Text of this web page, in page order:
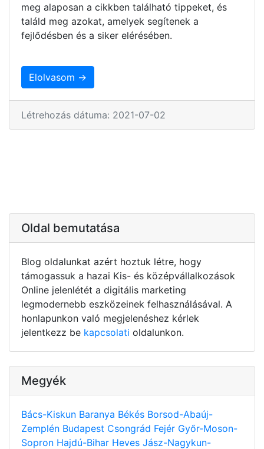
meg alaposan a cikkben található tippeket, és
találd meg azokat, amelyek segítenek a
fejlődésben és a siker elérésében.
Elolvasom →
Létrehozás dátuma: 2021-07-02
Oldal bemutatása
Blog oldalunkat azért hoztuk létre, hogy
támogassuk a hazai Kis- és középvállalkozások
Online jelenlétét a digitális marketing
legmodernebb eszközeinek felhasználásával. A
honlapunkon való megjelenéshez kérlek
jelentkezz be kapcsolati oldalunkon.
Megyék
Bács-Kiskun Baranya Békés Borsod-Abaúj-
Zemplén Budapest Csongrád Fejér Győr-Moson-
Sopron Hajdú-Bihar Heves Jász-Nagykun-